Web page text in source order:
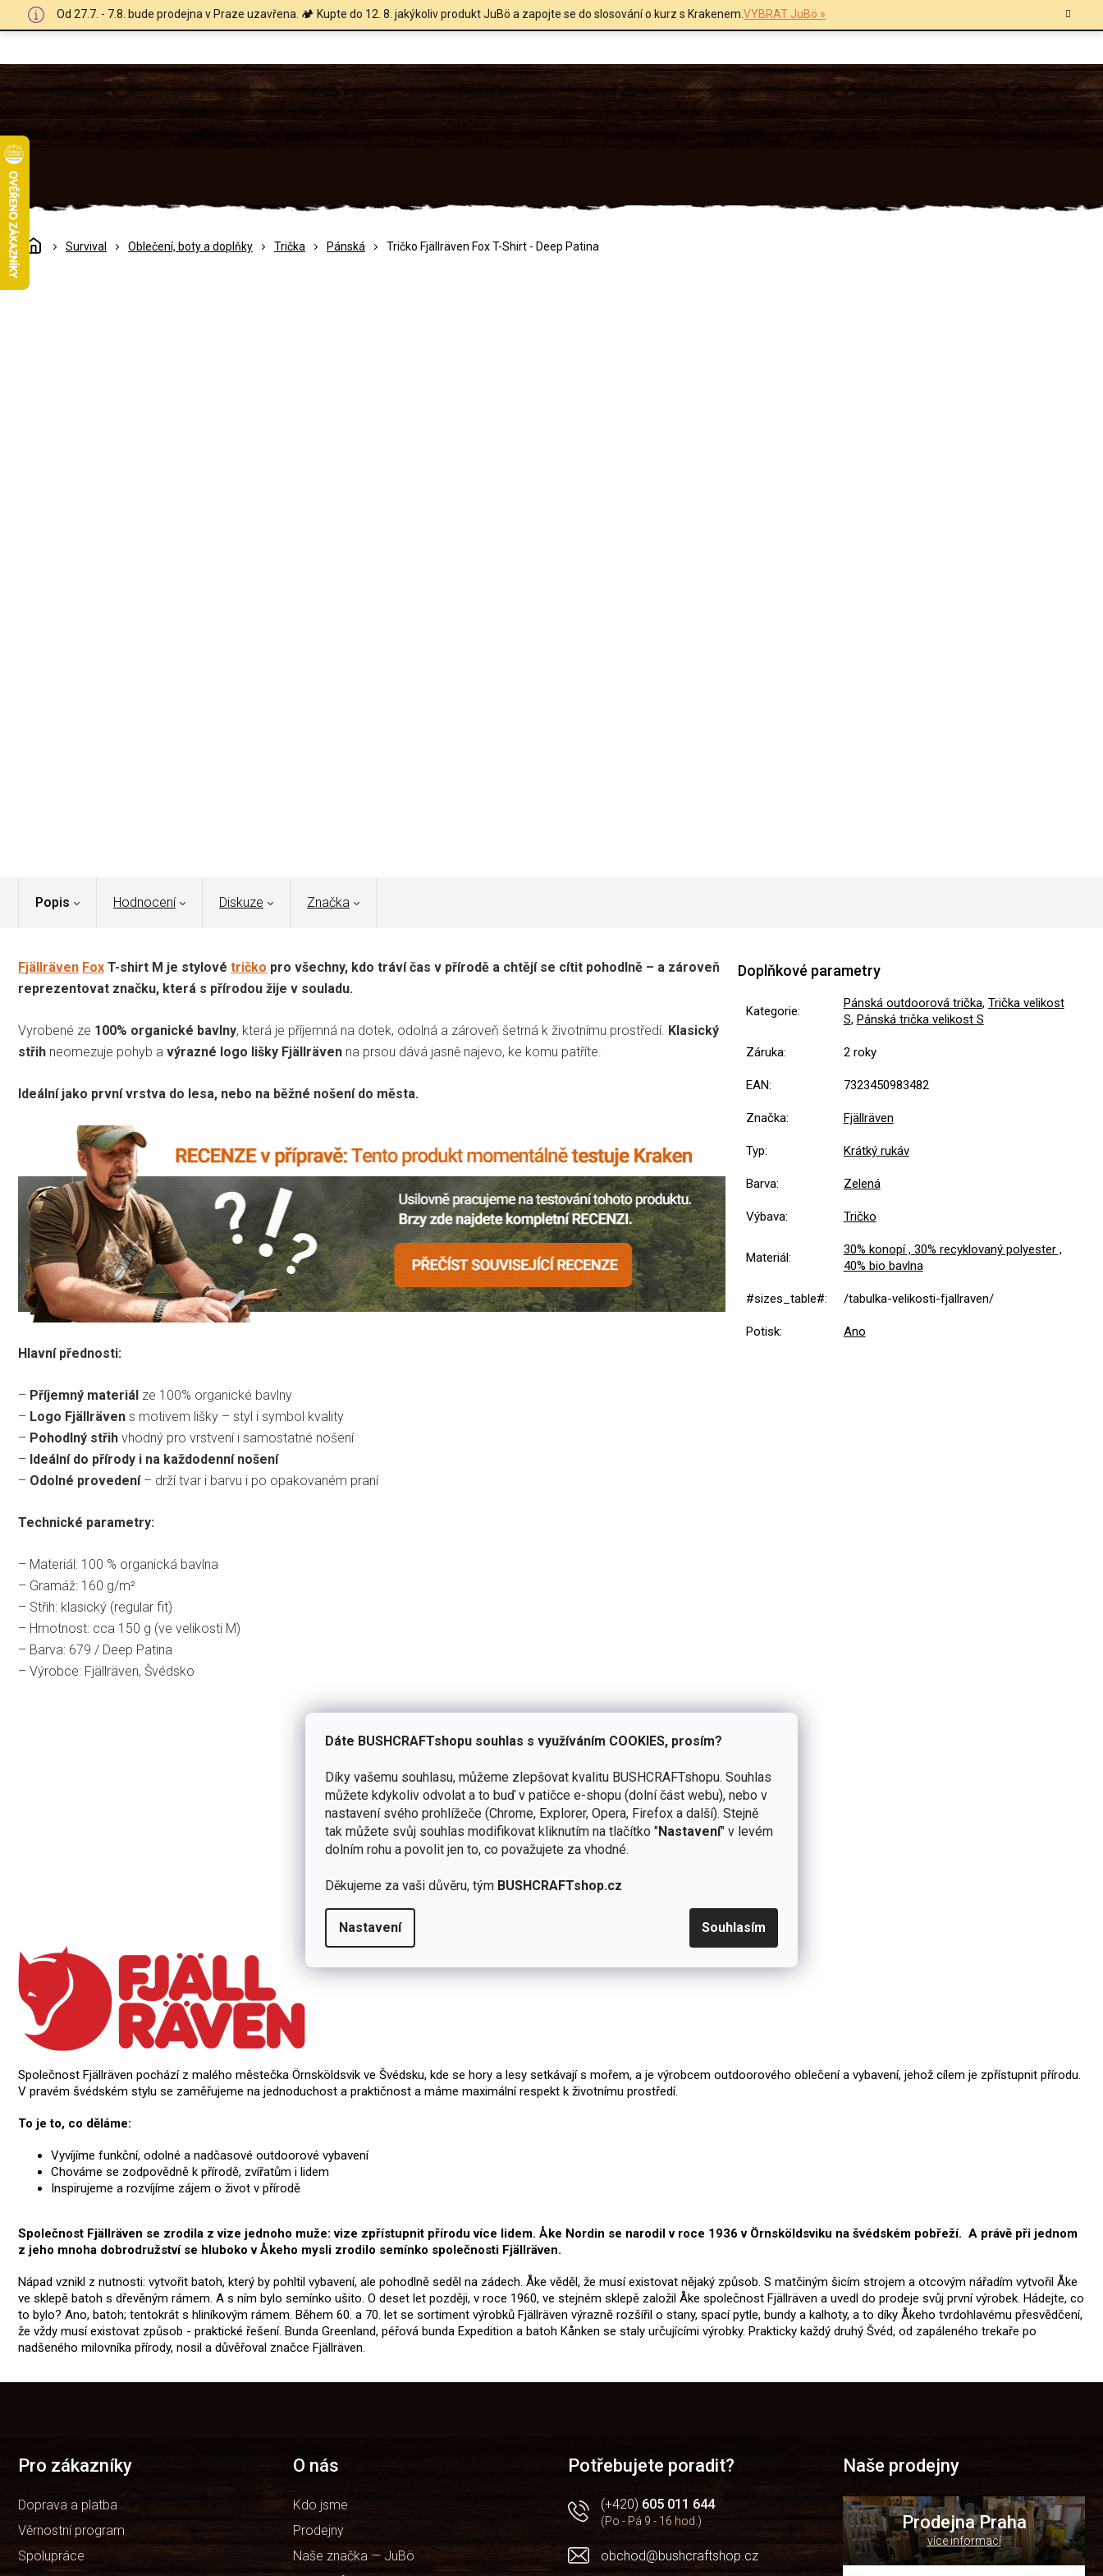
Dáte BUSHCRAFTshopu souhlas s využíváním COOKIES, prosím?
Díky vašemu souhlasu, můžeme zlepšovat kvalitu BUSHCRAFTshopu. Souhlas
můžete kdykoliv odvolat a to buď v patičce e-shopu (dolní část webu), nebo v
nastavení svého prohlížeče (Chrome, Explorer, Opera, Firefox a další). Stejně
tak můžete svůj souhlas modifikovat kliknutím na tlačítko "Nastavení" v levém
dolním rohu a povolit jen to, co považujete za vhodné.
Děkujeme za vaši důvěru, tým BUSHCRAFTshop.cz
Nastavení Souhlasím
Od 27.7. - 7.8. bude prodejna v Praze uzavřena. 🏕️ Kupte do 12. 8. jakýkoliv produkt JuBö a zapojte se do slosování o kurz s Krakenem.VYBRAT JuBö »
DomůSurvival Oblečení, boty a doplňky Trička Pánská Tričko Fjällräven Fox T-Shirt - Deep Patina
Popis Hodnocení Diskuze Značka
Fjällräven Fox T-shirt M je stylové tričko pro všechny, kdo tráví čas v přírodě a chtějí se cítit pohodlně – a zároveň
reprezentovat značku, která s přírodou žije v souladu.
Vyrobené ze 100% organické bavlny, která je příjemná na dotek, odolná a zároveň šetrná k životnímu prostředí. Klasický
střih neomezuje pohyb a výrazné logo lišky Fjällräven na prsou dává jasně najevo, ke komu patříte.
Ideální jako první vrstva do lesa, nebo na běžné nošení do města.
Hlavní přednosti:
– Příjemný materiál ze 100% organické bavlny
– Logo Fjällräven s motivem lišky – styl i symbol kvality
– Pohodlný střih vhodný pro vrstvení i samostatné nošení
– Ideální do přírody i na každodenní nošení
– Odolné provedení– drží tvar i barvu i po opakovaném praní
Technické parametry:
– Materiál: 100 % organická bavlna
– Gramáž: 160 g/m²
– Střih: klasický (regular fit)
– Hmotnost: cca 150 g (ve velikosti M)
– Barva: 679 / Deep Patina
– Výrobce: Fjällräven, Švédsko
Doplňkové parametry
Kategorie:
Pánská outdoorová trička, Trička velikost
S, Pánská trička velikost S
Záruka: 2 roky
EAN: 7323450983482
Značka: Fjällräven
Typ: Krátký rukáv
Barva: Zelená
Výbava: Tričko
Materiál:
30% konopí , 30% recyklovaný polyester ,
40% bio bavlna
#sizes_table#: /tabulka-velikosti-fjallraven/
Potisk: Ano
Přidat hodnocení
Společnost Fjällräven pochází z malého městečka Örnsköldsvik ve Švédsku, kde se hory a lesy setkávají s mořem, a je výrobcem outdoorového oblečení a vybavení, jehož cílem je zpřístupnit přírodu.
V pravém švédském stylu se zaměřujeme na jednoduchost a praktičnost a máme maximální respekt k životnímu prostředí.
To je to, co děláme:
Vyvíjíme funkční, odolné a nadčasové outdoorové vybavení
Chováme se zodpovědně k přírodě, zvířatům i lidem
Inspirujeme a rozvíjíme zájem o život v přírodě
Společnost Fjällräven se zrodila z vize jednoho muže: vize zpřístupnit přírodu více lidem. Åke Nordin se narodil v roce 1936 v Örnsköldsviku na švédském pobřeží. A právě při jednom
z jeho mnoha dobrodružství se hluboko v Åkeho mysli zrodilo semínko společnosti Fjällräven.
Nápad vznikl z nutnosti: vytvořit batoh, který by pohltil vybavení, ale pohodlně seděl na zádech. Åke věděl, že musí existovat nějaký způsob. S matčiným šicím strojem a otcovým nářadím vytvořil Åke
ve sklepě batoh s dřevěným rámem. A s ním bylo semínko ušito. O deset let později, v roce 1960, ve stejném sklepě založil Åke společnost Fjällräven a uvedl do prodeje svůj první výrobek. Hádejte, co
to bylo? Ano, batoh; tentokrát s hliníkovým rámem. Během 60. a 70. let se sortiment výrobků Fjällräven výrazně rozšířil o stany, spací pytle, bundy a kalhoty, a to díky Åkeho tvrdohlavému přesvědčení,
že vždy musí existovat způsob - praktické řešení. Bunda Greenland, péřová bunda Expedition a batoh Kånken se staly určujícími výrobky. Prakticky každý druhý Švéd, od zapáleného trekaře po
nadšeného milovníka přírody, nosil a důvěřoval značce Fjällräven.
Pro zákazníky
Doprava a platba
Věrnostní program
Spolupráce
O nás
Kdo jsme
Prodejny
Naše značka — JuBö
Potřebujete poradit?
(+420) 605 011 644
(Po - Pá 9 - 16 hod.)
obchod@bushcraftshop.cz
Naše prodejny
Prodejna Praha
více informací